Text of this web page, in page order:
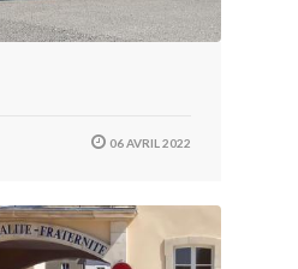
06 AVRIL 2022